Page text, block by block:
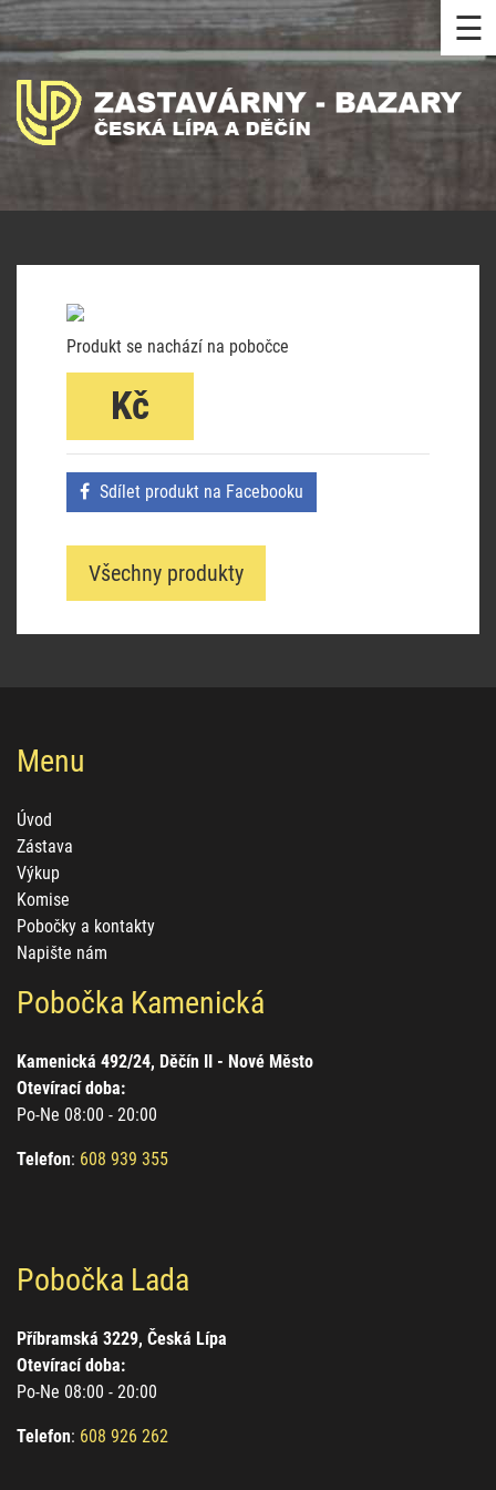
☰
Produkt se nachází na pobočce
Kč
Sdílet produkt na Facebooku
Všechny produkty
Menu
Úvod
Zástava
Výkup
Komise
Pobočky a kontakty
Napište nám
Pobočka Kamenická
Kamenická 492/24, Děčín II - Nové Město
Otevírací doba:
Po-Ne 08:00 - 20:00
Telefon: 608 939 355
Pobočka Lada
Příbramská 3229, Česká Lípa
Otevírací doba:
Po-Ne 08:00 - 20:00
Telefon: 608 926 262